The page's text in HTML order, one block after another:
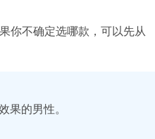
你不确定选哪款，可以先从
果的男性。